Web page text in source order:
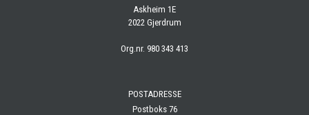
Askheim 1E
2022 Gjerdrum
Org.nr. 980 343 413
POSTADRESSE
Postboks 76